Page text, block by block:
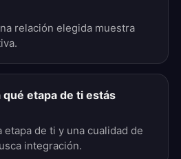
relación elegida muestra
qué etapa de ti estás
de ti y una cualidad de
integración.